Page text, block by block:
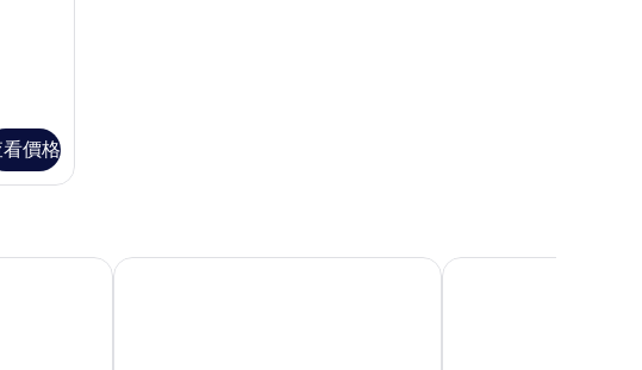
價格
慶州河畔酒店 糖果酒店